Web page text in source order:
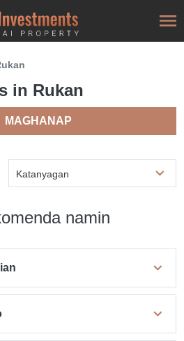
in Rukan
MAGHANAP
Katanyagan
namin